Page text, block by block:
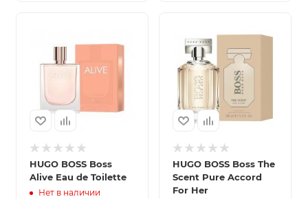
HUGO BOSS Boss
Alive Eau de Toilette
Нет в наличии
HUGO BOSS Boss The
Scent Pure Accord
For Her